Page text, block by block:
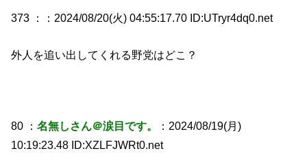
373 ： ：2024/08/20(火) 04:55:17.70 ID:UTryr4dq0.net
外人を追い出してくれる野党はどこ？
80 ：名無しさん＠涙目です。
：2024/08/19(月)
10:19:23.48 ID:XZLFJWRt0.net